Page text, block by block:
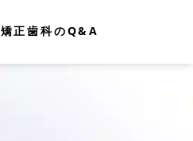
矯正歯科のQ&A